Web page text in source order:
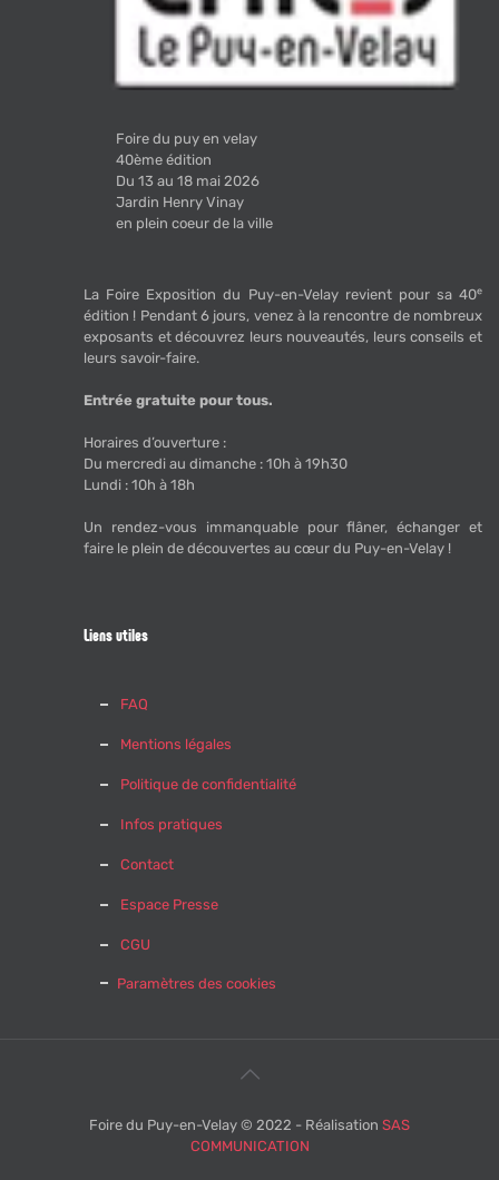
Foire du puy en velay
40ème édition
Du 13 au 18 mai 2026
Jardin Henry Vinay
en plein coeur de la ville
La Foire Exposition du Puy-en-Velay revient pour sa 40ᵉ
édition ! Pendant 6 jours, venez à la rencontre de nombreux
exposants et découvrez leurs nouveautés, leurs conseils et
leurs savoir-faire.
Entrée gratuite pour tous.
Horaires d’ouverture :
Du mercredi au dimanche : 10h à 19h30
Lundi : 10h à 18h
Un rendez-vous immanquable pour flâner, échanger et
faire le plein de découvertes au cœur du Puy-en-Velay !
Liens utiles
FAQ
Mentions légales
Politique de confidentialité
Infos pratiques
Contact
Espace Presse
CGU
Paramètres des cookies
Foire du Puy-en-Velay © 2022 - Réalisation SAS
COMMUNICATION